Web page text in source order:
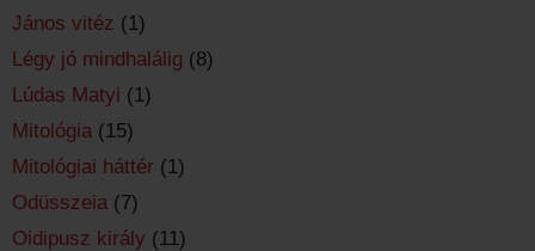
János vitéz (1)
Légy jó mindhalálig (8)
Lúdas Matyi (1)
Mitológia (15)
Mitológiai háttér (1)
Odüsszeia (7)
Oidipusz király (11)